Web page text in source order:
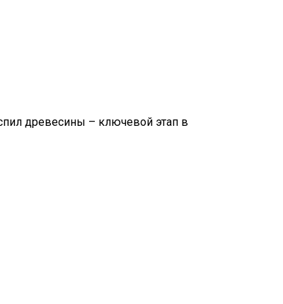
древесины – ключевой этап в